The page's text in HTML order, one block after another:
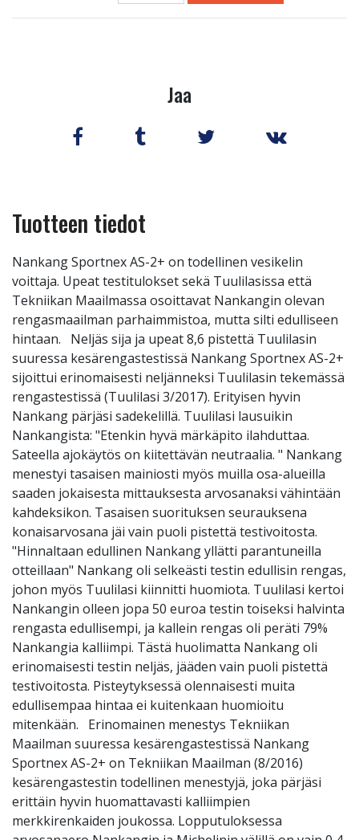
Jaa
Tuotteen tiedot
Nankang Sportnex AS-2+ on todellinen vesikelin
voittaja. Upeat testitulokset sekä Tuulilasissa että
Tekniikan Maailmassa osoittavat Nankangin olevan
rengasmaailman parhaimmistoa, mutta silti edulliseen
hintaan. Neljäs sija ja upeat 8,6 pistettä Tuulilasin
suuressa kesärengastestissä Nankang Sportnex AS-2+
sijoittui erinomaisesti neljänneksi Tuulilasin tekemässä
rengastestissä (Tuulilasi 3/2017). Erityisen hyvin
Nankang pärjäsi sadekelillä. Tuulilasi lausuikin
Nankangista: "Etenkin hyvä märkäpito ilahduttaa.
Sateella ajokäytös on kiitettävän neutraalia. " Nankang
menestyi tasaisen mainiosti myös muilla osa-alueilla
saaden jokaisesta mittauksesta arvosanaksi vähintään
kahdeksikon. Tasaisen suorituksen seurauksena
konaisarvosana jäi vain puoli pistettä testivoitosta.
"Hinnaltaan edullinen Nankang yllätti parantuneilla
otteillaan" Nankang oli selkeästi testin edullisin rengas,
johon myös Tuulilasi kiinnitti huomiota. Tuulilasi kertoi
Nankangin olleen jopa 50 euroa testin toiseksi halvinta
rengasta edullisempi, ja kallein rengas oli peräti 79%
Nankangia kalliimpi. Tästä huolimatta Nankang oli
erinomaisesti testin neljäs, jääden vain puoli pistettä
testivoitosta. Pisteytyksessä olennaisesti muita
edullisempaa hintaa ei kuitenkaan huomioitu
mitenkään. Erinomainen menestys Tekniikan
Maailman suuressa kesärengastestissä Nankang
Sportnex AS-2+ on Tekniikan Maailman (8/2016)
kesärengastestin todellinen menestyjä, joka pärjäsi
erittäin hyvin huomattavasti kalliimpien
merkkirenkaiden joukossa. Lopputuloksessa